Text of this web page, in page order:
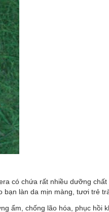
có chứa rất nhiều dưỡng chất
làn da mịn màng, tươi trẻ
ẩm, chống lão hóa, phục hồi